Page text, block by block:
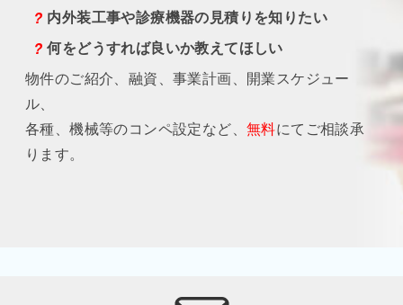
内外装工事や診療機器の見積りを知りたい
何をどうすれば良いか教えてほしい
物件のご紹介、融資、事業計画、開業スケジュー
ル、
各種、機械等のコンペ設定など、 無料にてご相談承
ります。